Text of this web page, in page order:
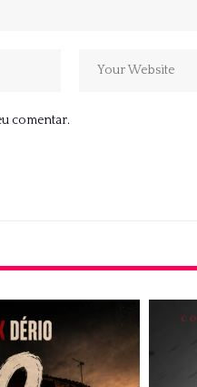
comentar.